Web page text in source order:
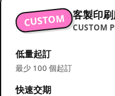
CUSTOM 客製印
CUSTOM
低量起訂
最少 100 個起訂
快速交期